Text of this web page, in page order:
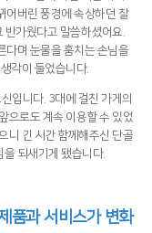
어버린 풍경에 속상하던 찰
반가웠다고 말씀하셨어요.
다며 눈물을 훔치는 손님을
각이 들었습니다.
입니다. 3대에 걸친 가게의
으로도 계속 이용할 수 있었
니 긴 시간 함께해주신 단골
되새기게 됐습니다.
품과 서비스가 변화